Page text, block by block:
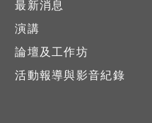
最新消息
演講
論壇及工作坊
活動報導與影音紀錄